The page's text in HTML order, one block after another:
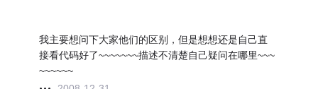
我主要想问下大家他们的区别，但是想想还是自己直
接看代码好了~~~~~~~描述不清楚自己疑问在哪里~~~
~~~~~~